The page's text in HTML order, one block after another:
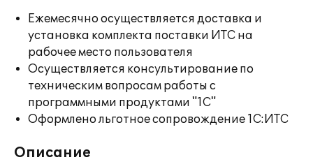
Ежемесячно осуществляется доставка и
установка комплекта поставки ИТС на
рабочее место пользователя
Осуществляется консультирование по
техническим вопросам работы с
программными продуктами "1С"
Оформлено льготное сопровождение 1С:ИТС
Описание